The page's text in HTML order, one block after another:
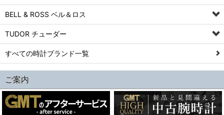
BELL & ROSS ベル＆ロス
TUDOR チューダー
すべての時計ブランド一覧
ご案内